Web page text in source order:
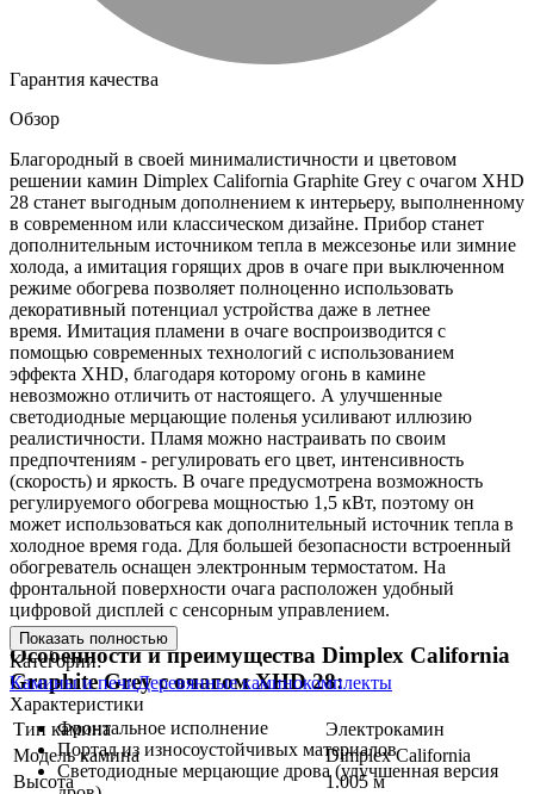
Гарантия качества
Обзор
Благородный в своей минималистичности и цветовом
решении камин Dimplex California Graphite Grey с очагом XHD
28 станет выгодным дополнением к интерьеру, выполненному
в современном или классическом дизайне. Прибор станет
дополнительным источником тепла в межсезонье или зимние
холода, а имитация горящих дров в очаге при выключенном
режиме обогрева позволяет полноценно использовать
декоративный потенциал устройства даже в летнее
время. Имитация пламени в очаге воспроизводится с
помощью современных технологий с использованием
эффекта XHD, благодаря которому огонь в камине
невозможно отличить от настоящего. А улучшенные
светодиодные мерцающие поленья усиливают иллюзию
реалистичности. Пламя можно настраивать по своим
предпочтениям - регулировать его цвет, интенсивность
(скорость) и яркость. В очаге предусмотрена возможность
регулируемого обогрева мощностью 1,5 кВт, поэтому он
может использоваться как дополнительный источник тепла в
холодное время года. Для большей безопасности встроенный
обогреватель оснащен электронным термостатом. На
фронтальной поверхности очага расположен удобный
цифровой дисплей с сенсорным управлением.
Особенности и преимущества Dimplex California
Graphite Grey с очагом XHD 28:
Фронтальное исполнение
Портал из износоустойчивых материалов
Светодиодные мерцающие дрова (улучшенная версия
Показать полностью
Категории:
Камины и печиДеревянные каминокомплекты
Характеристики
Тип камина
Электрокамин
Модель камина
Dimplex California
Высота
1.005 м